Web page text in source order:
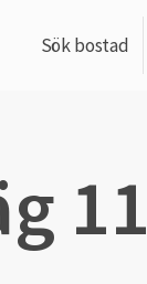
Sök bostad
11